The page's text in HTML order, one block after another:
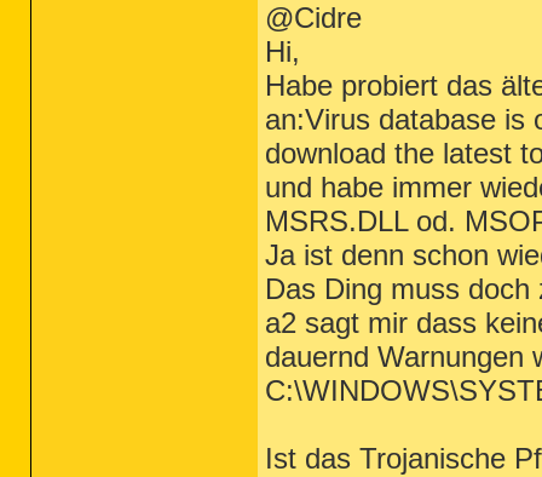
@Cidre
Hi,
Habe probiert das
an:Virus database is
download the latest
und habe immer
MSRS.DLL od.
Ja ist denn schon
Das Ding muss doch
a2 sagt mir dass
dauernd Warnungen
Ist das Trojanische